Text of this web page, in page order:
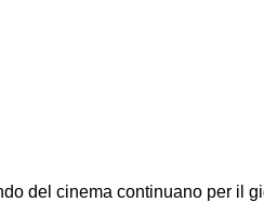
del cinema continuano per il